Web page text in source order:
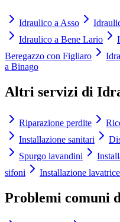
Idraulico a Asso
Idraulico a Bene Lario
Beregazzo con Figliaro
a Binago
Altri servizi di
Riparazione perdite
Installazione sanitari
Spurgo lavandini
sifoni
Installazione lavatrice
Problemi comuni